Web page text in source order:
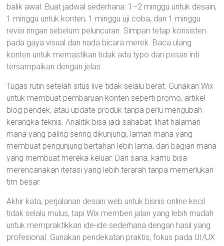
balik awal. Buat jadwal sederhana: 1–2 minggu untuk desain,
1 minggu untuk konten, 1 minggu uji coba, dan 1 minggu
revisi ringan sebelum peluncuran. Simpan tetap konsisten
pada gaya visual dan nada bicara merek. Baca ulang
konten untuk memastikan tidak ada typo dan pesan inti
tersampaikan dengan jelas.
Tugas rutin setelah situs live tidak selalu berat. Gunakan Wix
untuk membuat pembaruan konten seperti promo, artikel
blog pendek, atau update produk tanpa perlu mengubah
kerangka teknis. Analitik bisa jadi sahabat: lihat halaman
mana yang paling sering dikunjungi, laman mana yang
membuat pengunjung bertahan lebih lama, dan bagian mana
yang membuat mereka keluar. Dari sana, kamu bisa
merencanakan iterasi yang lebih terarah tanpa memerlukan
tim besar.
Akhir kata, perjalanan desain web untuk bisnis online kecil
tidak selalu mulus, tapi Wix memberi jalan yang lebih mudah
untuk mempraktikkan ide-ide sederhana dengan hasil yang
profesional. Gunakan pendekatan praktis, fokus pada UI/UX